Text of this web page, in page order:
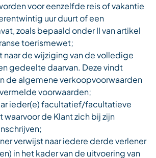
voor eenzelfde reis of vakantie
uur duurt of een
zoals bepaald onder II van artikel
toerismewet;
naar de wijziging van de volledige
gedeelte daarvan. Deze vindt
de algemene verkoopvoorwaarden
voorwaarden;
ieder(e) facultatief/facultatieve
de Klant zich bij zijn
verwijst naar iedere derde verlener
in het kader van de uitvoering van